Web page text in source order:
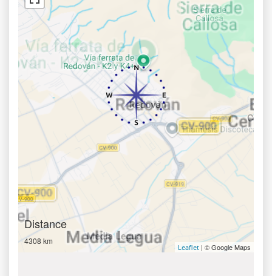
Distance
4308 km
Leaflet | © Google Maps